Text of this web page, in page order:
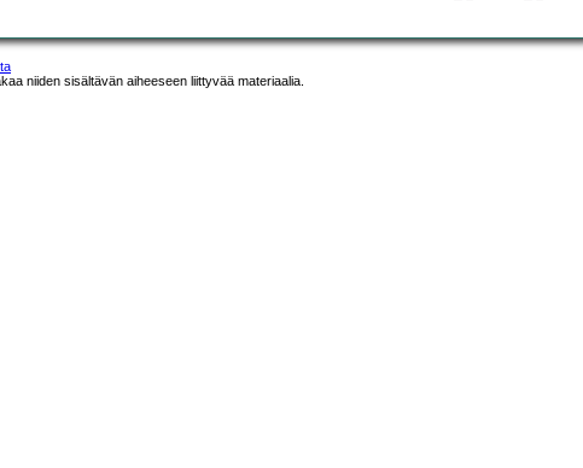
niiden sisältävän aiheeseen liittyvää materiaalia.